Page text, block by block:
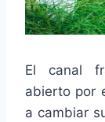
El canal
abierto por
a cambiar